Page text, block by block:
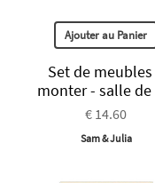
Ajouter au Panier
Set de meubles
monter - salle de
€ 14.60
Sam & Julia